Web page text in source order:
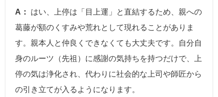
A：
はい、上停は「目上運」と直結するため、親への
葛藤が額のくすみや荒れとして現れることがありま
す。親本人と仲良くできなくても大丈夫です。自分自
身のルーツ（先祖）に感謝の気持ちを持つだけで、上
停の気は浄化され、代わりに社会的な上司や師匠から
の引き立てが入るようになります。